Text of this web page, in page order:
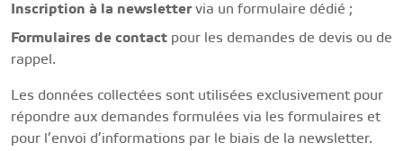
Inscription à la newslettervia un formulaire dédié ;
Formulaires de contact pour les demandes de devis ou de
rappel.
Les données collectées sont utilisées exclusivement pour
répondre aux demandes formulées via les formulaires et
pour l’envoi d’informations par le biais de la newsletter.